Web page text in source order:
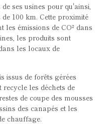
ses usines pour qu'ainsi,
100 km. Cette proximité
les émissions de CO² dans
les produits sont
les locaux de
issus de forêts gérées
recycle les déchets de
de coupe des mousses
des canapés et les
chauffage.